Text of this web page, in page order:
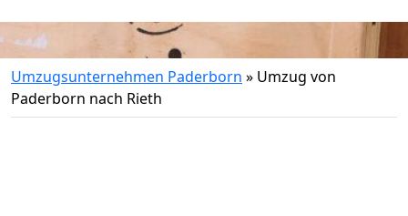
Umzugsunternehmen Paderborn » Umzug von
Paderborn nach Rieth